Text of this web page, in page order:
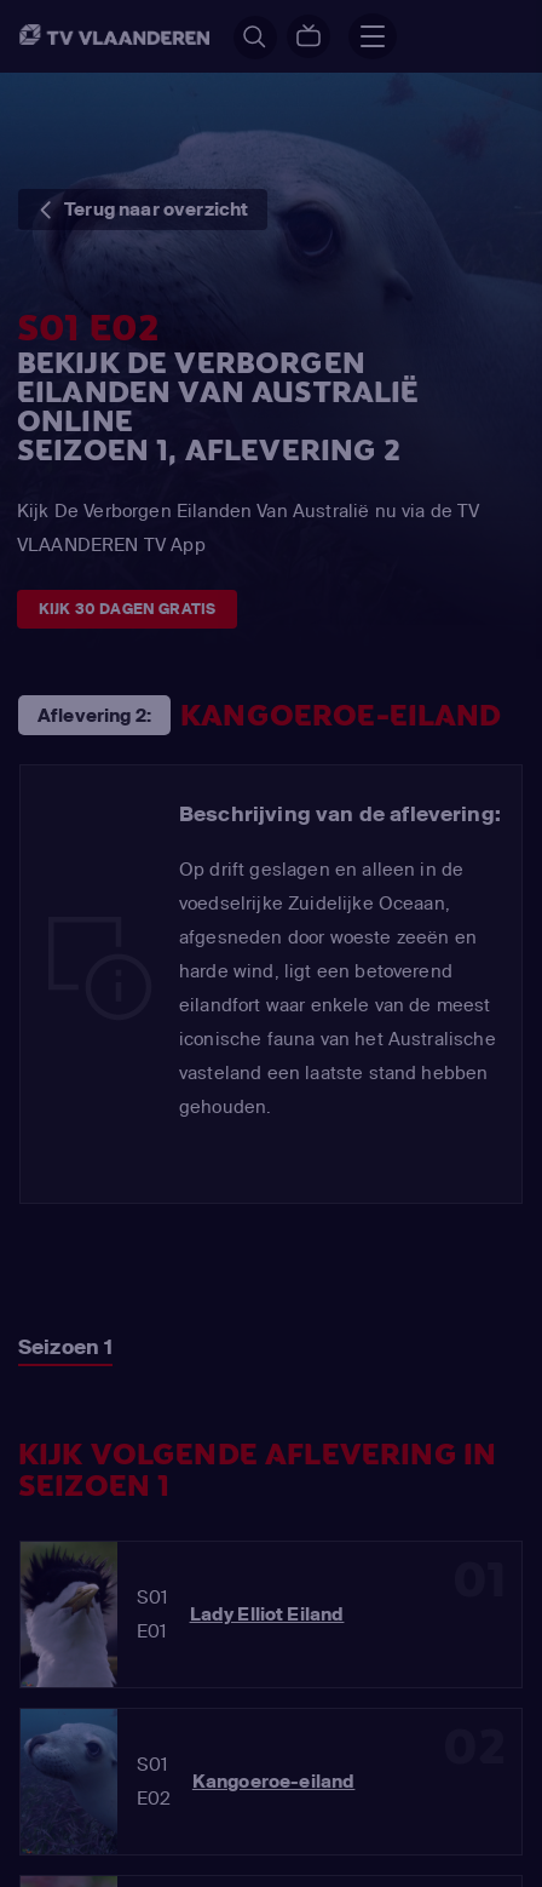
Terug naar overzicht
S01 E02
BEKIJK DE VERBORGEN
EILANDEN VAN AUSTRALIË
ONLINE
SEIZOEN 1, AFLEVERING 2
Kijk De Verborgen Eilanden Van Australië nu via de TV
VLAANDEREN TV App
KIJK 30 DAGEN GRATIS
Aflevering 2: KANGOEROE-EILAND
Beschrijving van de aflevering:
Op drift geslagen en alleen in de
voedselrijke Zuidelijke Oceaan,
afgesneden door woeste zeeën en
harde wind, ligt een betoverend
eilandfort waar enkele van de meest
iconische fauna van het Australische
vasteland een laatste stand hebben
gehouden.
Seizoen 1
KIJK VOLGENDE AFLEVERING IN
SEIZOEN 1
S01
E01
Lady Elliot Eiland
S01
E02
Kangoeroe-eiland